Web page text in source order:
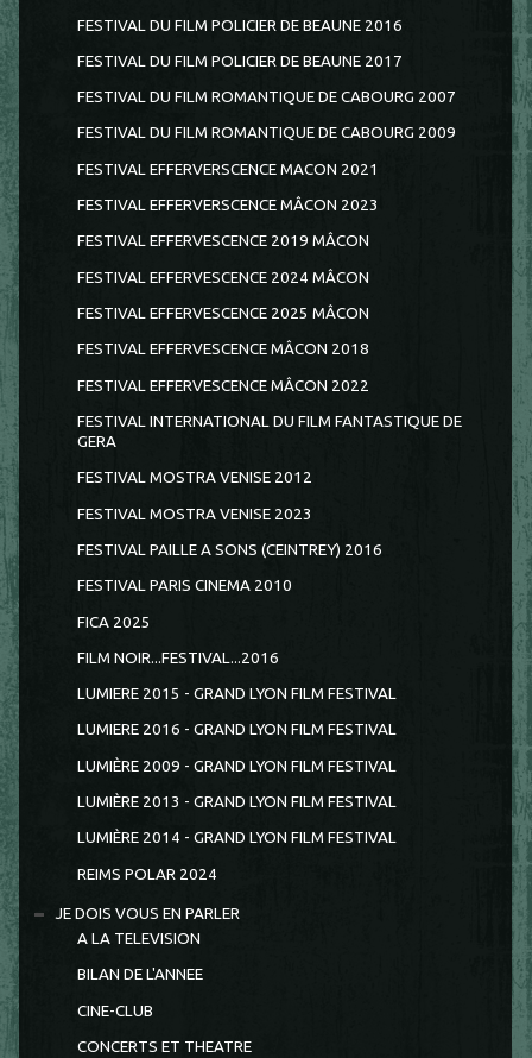
FESTIVAL DU FILM POLICIER DE BEAUNE 2016
FESTIVAL DU FILM POLICIER DE BEAUNE 2017
FESTIVAL DU FILM ROMANTIQUE DE CABOURG 2007
FESTIVAL DU FILM ROMANTIQUE DE CABOURG 2009
FESTIVAL EFFERVERSCENCE MACON 2021
FESTIVAL EFFERVERSCENCE MÂCON 2023
FESTIVAL EFFERVESCENCE 2019 MÂCON
FESTIVAL EFFERVESCENCE 2024 MÂCON
FESTIVAL EFFERVESCENCE 2025 MÂCON
FESTIVAL EFFERVESCENCE MÂCON 2018
FESTIVAL EFFERVESCENCE MÂCON 2022
FESTIVAL INTERNATIONAL DU FILM FANTASTIQUE DE
GERA
FESTIVAL MOSTRA VENISE 2012
FESTIVAL MOSTRA VENISE 2023
FESTIVAL PAILLE A SONS (CEINTREY) 2016
FESTIVAL PARIS CINEMA 2010
FICA 2025
FILM NOIR...FESTIVAL...2016
LUMIERE 2015 - GRAND LYON FILM FESTIVAL
LUMIERE 2016 - GRAND LYON FILM FESTIVAL
LUMIÈRE 2009 - GRAND LYON FILM FESTIVAL
LUMIÈRE 2013 - GRAND LYON FILM FESTIVAL
LUMIÈRE 2014 - GRAND LYON FILM FESTIVAL
REIMS POLAR 2024
JE DOIS VOUS EN PARLER
A LA TELEVISION
BILAN DE L'ANNEE
CINE-CLUB
CONCERTS ET THEATRE